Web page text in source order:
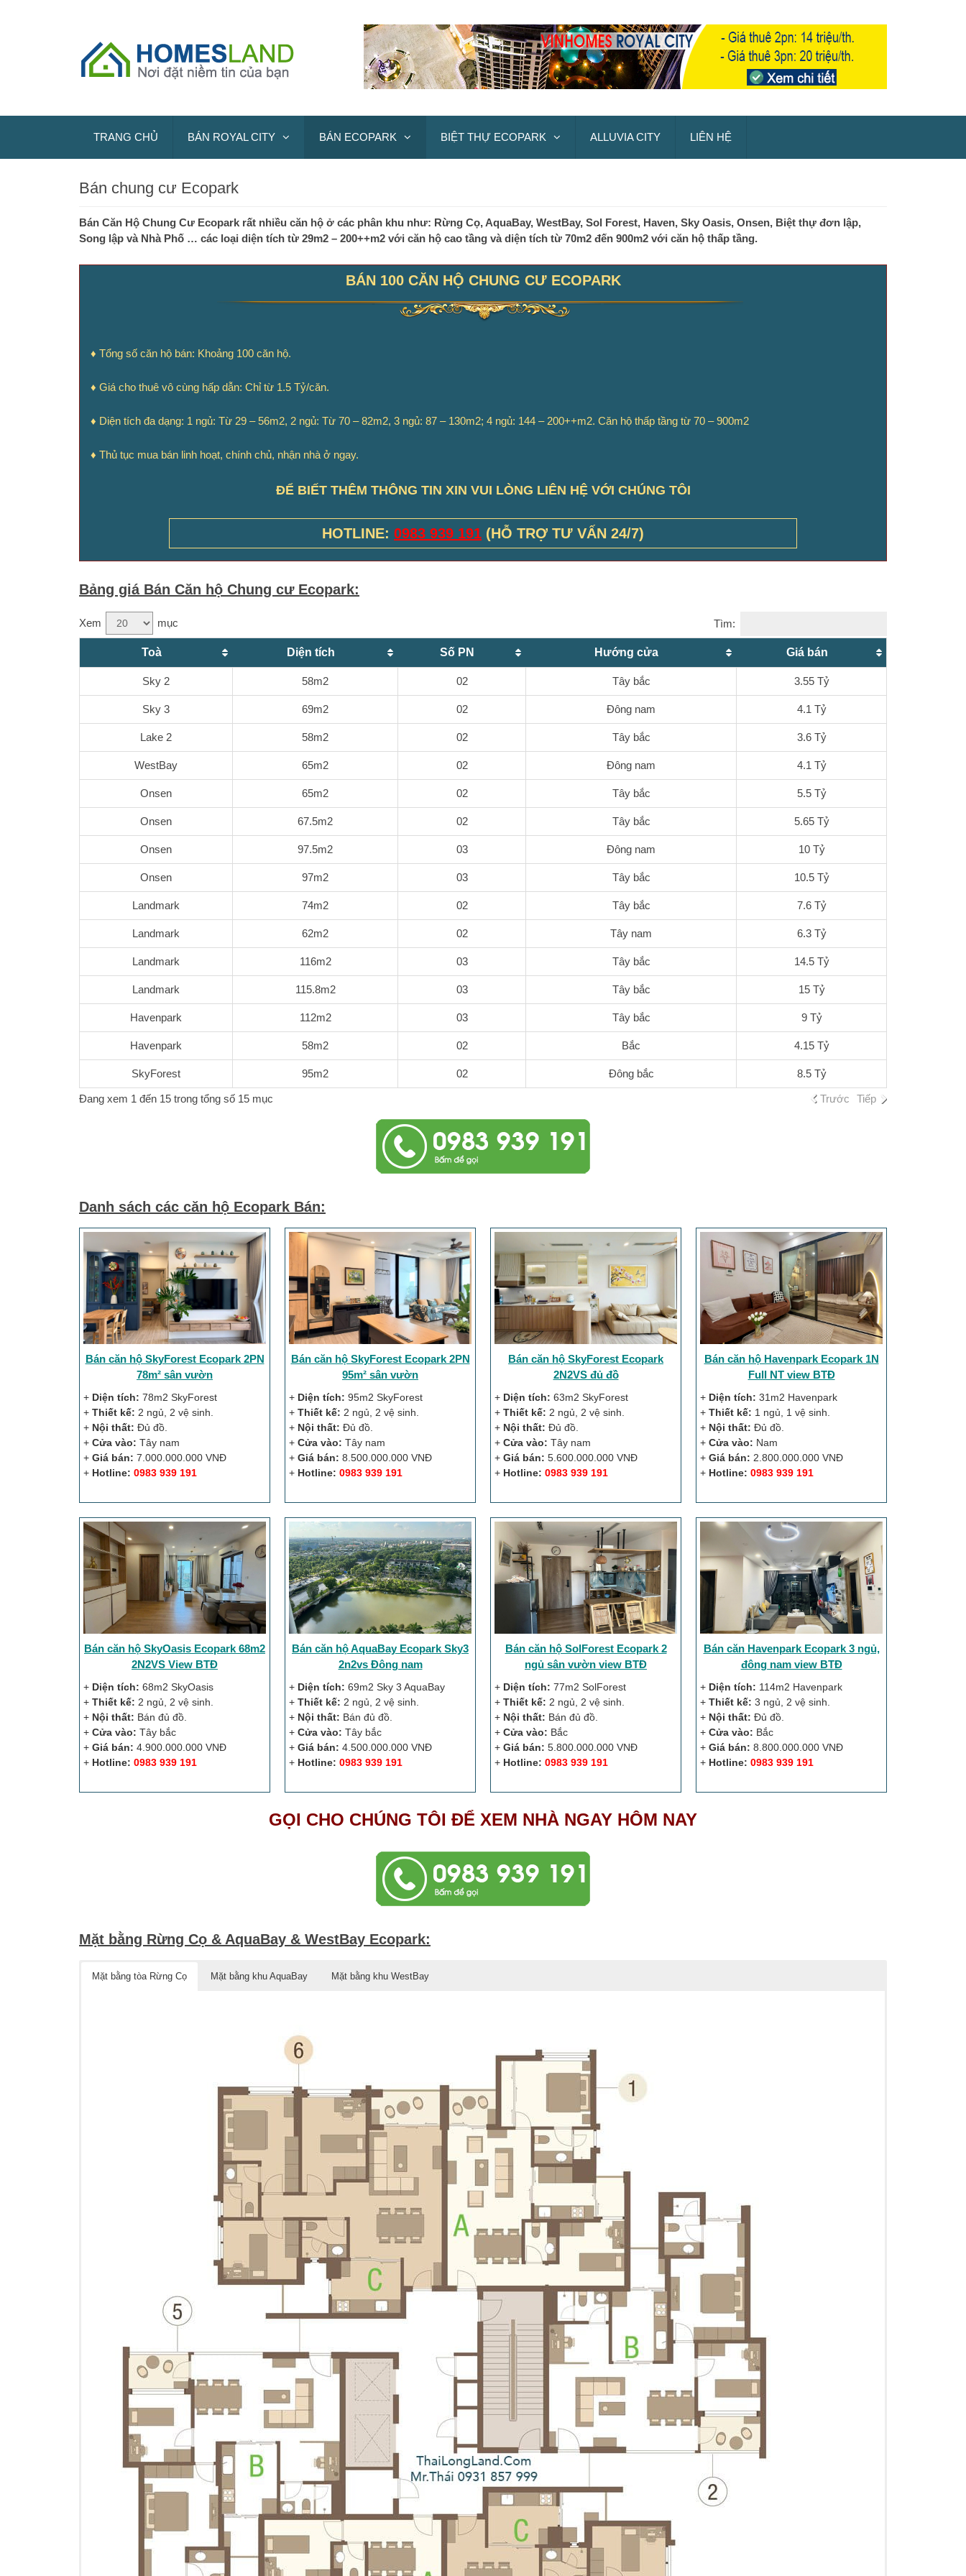
TRANG CHỦ BÁN ROYAL CITY BÁN ECOPARK BIỆT THỰ ECOPARK ALLUVIA CITY LIÊN HỆ
Bán chung cư Ecopark
Bán Căn Hộ Chung Cư Ecopark rất nhiều căn hộ ở các phân khu như: Rừng Cọ, AquaBay, WestBay, Sol Forest, Haven, Sky Oasis, Onsen, Biệt thự đơn lập,
Song lập và Nhà Phố … các loại diện tích từ 29m2 – 200++m2 với căn hộ cao tầng và diện tích từ 70m2 đến 900m2 với căn hộ thấp tầng.
BÁN 100 CĂN HỘ CHUNG CƯ ECOPARK
♦ Tổng số căn hộ bán: Khoảng 100 căn hộ.
♦ Giá cho thuê vô cùng hấp dẫn: Chỉ từ 1.5 Tỷ/căn.
♦ Diện tích đa dạng: 1 ngủ: Từ 29 – 56m2, 2 ngủ: Từ 70 – 82m2, 3 ngủ: 87 – 130m2; 4 ngủ: 144 – 200++m2. Căn hộ thấp tầng từ 70 – 900m2
♦ Thủ tục mua bán linh hoạt, chính chủ, nhận nhà ở ngay.
ĐỂ BIẾT THÊM THÔNG TIN XIN VUI LÒNG LIÊN HỆ VỚI CHÚNG TÔI
HOTLINE: 0983 939 191 (HỖ TRỢ TƯ VẤN 24/7)
Bảng giá Bán Căn hộ Chung cư Ecopark:
Xem mục Tìm:
Toà Diện tích Số PN Hướng cửa Giá bán
Sky 2 58m2 02 Tây bắc 3.55 Tỷ
Sky 3 69m2 02 Đông nam 4.1 Tỷ
Lake 2 58m2 02 Tây bắc 3.6 Tỷ
WestBay 65m2 02 Đông nam 4.1 Tỷ
Onsen 65m2 02 Tây bắc 5.5 Tỷ
Onsen 67.5m2 02 Tây bắc 5.65 Tỷ
Onsen 97.5m2 03 Đông nam 10 Tỷ
Onsen 97m2 03 Tây bắc 10.5 Tỷ
Landmark 74m2 02 Tây bắc 7.6 Tỷ
Landmark 62m2 02 Tây nam 6.3 Tỷ
Landmark 116m2 03 Tây bắc 14.5 Tỷ
Landmark 115.8m2 03 Tây bắc 15 Tỷ
Havenpark 112m2 03 Tây bắc 9 Tỷ
Havenpark 58m2 02 Bắc 4.15 Tỷ
SkyForest 95m2 02 Đông bắc 8.5 Tỷ
Đang xem 1 đến 15 trong tổng số 15 mục Trước Tiếp
Danh sách các căn hộ Ecopark Bán:
Bán căn hộ SkyForest Ecopark 2PN
78m² sân vườn
+ Diện tích: 78m2 SkyForest
+ Thiết kế: 2 ngủ, 2 vệ sinh.
+ Nội thất: Đủ đồ.
+ Cửa vào: Tây nam
+ Giá bán: 7.000.000.000 VNĐ
+ Hotline: 0983 939 191
Bán căn hộ SkyForest Ecopark 2PN
95m² sân vườn
+ Diện tích: 95m2 SkyForest
+ Thiết kế: 2 ngủ, 2 vệ sinh.
+ Nội thất: Đủ đồ.
+ Cửa vào: Tây nam
+ Giá bán: 8.500.000.000 VNĐ
+ Hotline: 0983 939 191
Bán căn hộ SkyForest Ecopark
2N2VS đủ đồ
+ Diện tích: 63m2 SkyForest
+ Thiết kế: 2 ngủ, 2 vệ sinh.
+ Nội thất: Đủ đồ.
+ Cửa vào: Tây nam
+ Giá bán: 5.600.000.000 VNĐ
+ Hotline: 0983 939 191
Bán căn hộ Havenpark Ecopark 1N
Full NT view BTĐ
+ Diện tích: 31m2 Havenpark
+ Thiết kế: 1 ngủ, 1 vệ sinh.
+ Nội thất: Đủ đồ.
+ Cửa vào: Nam
+ Giá bán: 2.800.000.000 VNĐ
+ Hotline: 0983 939 191
Bán căn hộ SkyOasis Ecopark 68m2
2N2VS View BTĐ
+ Diện tích: 68m2 SkyOasis
+ Thiết kế: 2 ngủ, 2 vệ sinh.
+ Nội thất: Bán đủ đồ.
+ Cửa vào: Tây bắc
+ Giá bán: 4.900.000.000 VNĐ
+ Hotline: 0983 939 191
Bán căn hộ AquaBay Ecopark Sky3
2n2vs Đông nam
+ Diện tích: 69m2 Sky 3 AquaBay
+ Thiết kế: 2 ngủ, 2 vệ sinh.
+ Nội thất: Bán đủ đồ.
+ Cửa vào: Tây bắc
+ Giá bán: 4.500.000.000 VNĐ
+ Hotline: 0983 939 191
Bán căn hộ SolForest Ecopark 2
ngủ sân vườn view BTĐ
+ Diện tích: 77m2 SolForest
+ Thiết kế: 2 ngủ, 2 vệ sinh.
+ Nội thất: Bán đủ đồ.
+ Cửa vào: Bắc
+ Giá bán: 5.800.000.000 VNĐ
+ Hotline: 0983 939 191
Bán căn Havenpark Ecopark 3 ngủ,
đông nam view BTĐ
+ Diện tích: 114m2 Havenpark
+ Thiết kế: 3 ngủ, 2 vệ sinh.
+ Nội thất: Đủ đồ.
+ Cửa vào: Bắc
+ Giá bán: 8.800.000.000 VNĐ
+ Hotline: 0983 939 191
GỌI CHO CHÚNG TÔI ĐỂ XEM NHÀ NGAY HÔM NAY
Mặt bằng Rừng Cọ & AquaBay & WestBay Ecopark:
Mặt bằng tòa Rừng Cọ Mặt bằng khu AquaBay Mặt bằng khu WestBay